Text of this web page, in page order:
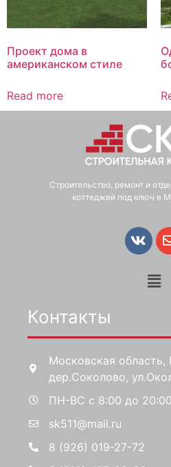
Проект дома в
американском стиле
Read more
Строительство, ремонт и
коттеджей под ключ в
Контакты
Московская
дер.Соколово,
ПН-ВС с 8:00 до 20:00
sk511@mail.ru
8 (926) 019-27-72